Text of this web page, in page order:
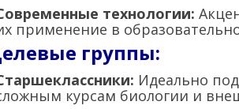
технологии:
применение в
группы:
Идеально
курсам биологии и